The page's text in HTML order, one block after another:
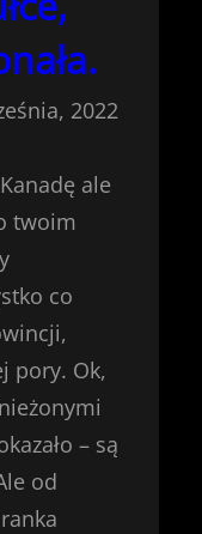
2022
ale
twoim
co
pory. Ok,
– są
od